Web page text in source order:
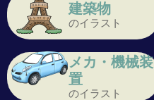
建築物
のイラスト
メカ・機械装
置
のイラスト